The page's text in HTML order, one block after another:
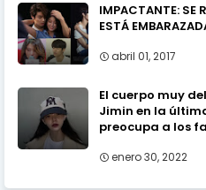
IMPACTANTE: SE
ESTÁ
abril 01, 2017
El cuerpo muy
Jimin en la
preocupa a los
enero 30, 2022